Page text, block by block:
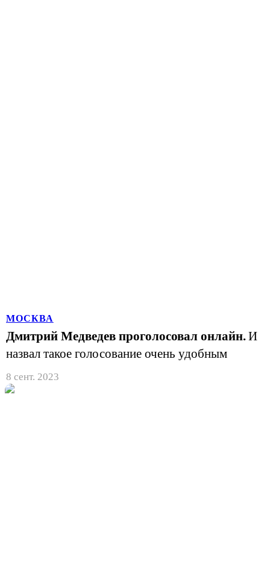
МОСКВА
Дмитрий Медведев проголосовал онлайн.И
назвал такое голосование очень удобным
8 сент. 2023